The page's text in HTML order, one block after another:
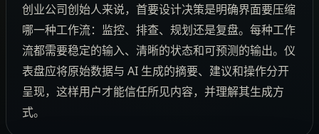
创业公司创始人来说，首要设计决策是明确界面要压缩
哪一种工作流：监控、排查、规划还是复盘。每种工作
流都需要稳定的输入、清晰的状态和可预测的输出。仪
表盘应将原始数据与 AI 生成的摘要、建议和操作分开
呈现，这样用户才能信任所见内容，并理解其生成方
式。